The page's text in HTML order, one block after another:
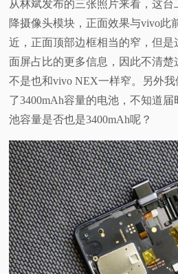
从林斌发布的三张照片来看，这
降摄像头模块，正面效果与vivo此
近，正面顶部边框相当的窄，但
面屏占比的更多信息，因此不清
不是也和vivo NEX一样窄。另外
了3400mAh容量的电池，不知道
池容量是否也是3400mAh呢？